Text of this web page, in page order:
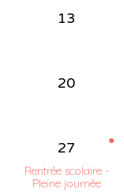
13
20
Rentrée scolaire -
Pleine journée
27 ●